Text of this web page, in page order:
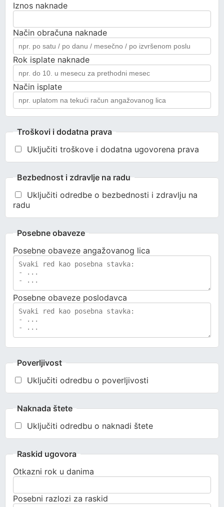
Iznos naknade
Način obračuna naknade
Rok isplate naknade
Način isplate
Troškovi i dodatna prava
Uključiti troškove i dodatna ugovorena prava
Bezbednost i zdravlje na radu
Uključiti odredbe o bezbednosti i zdravlju na
radu
Posebne obaveze
Posebne obaveze angažovanog lica
Posebne obaveze poslodavca
Poverljivost
Uključiti odredbu o poverljivosti
Naknada štete
Uključiti odredbu o naknadi štete
Raskid ugovora
Otkazni rok u danima
Posebni razlozi za raskid